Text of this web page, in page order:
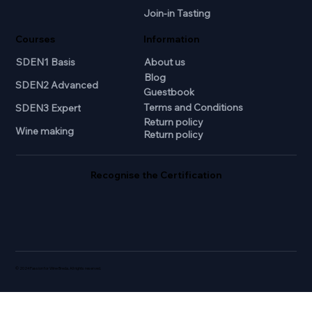
Courses
SDEN1 Basis
SDEN2 Advanced
SDEN3 Expert
Wine making
Join-in Tasting
Information
About us
Blog
Guestbook
Terms and Conditions
Return policy
Return policy
Recognise the Certification
© 2024 Passion for Wine Breda. All rights reserved.